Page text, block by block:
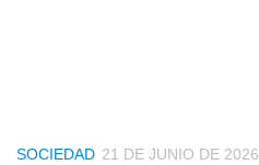
SOCIEDAD 21 DE JUNIO DE 2026